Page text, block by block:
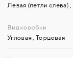
Левая (петли слева)
Угловая Торцевая